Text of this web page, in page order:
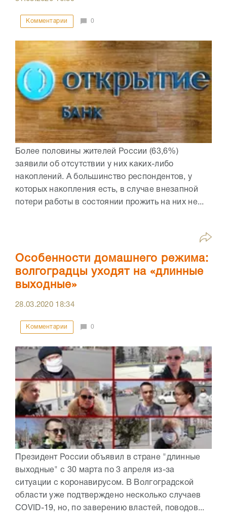
Комментарии 0
Более половины жителей России (63,6%)
заявили об отсутствии у них каких-либо
накоплений. А большинство респондентов, у
которых накопления есть, в случае внезапной
потери работы в состоянии прожить на них не...
Особенности домашнего режима:
волгоградцы уходят на «длинные
выходные»
28.03.2020 18:34
Комментарии 0
Президент России объявил в стране "длинные
выходные" с 30 марта по 3 апреля из-за
ситуации с коронавирусом. В Волгоградской
области уже подтверждено несколько случаев
COVID-19, но, по заверению властей, поводов...